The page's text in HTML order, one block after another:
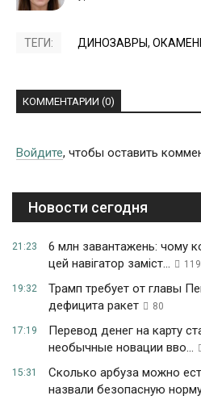
ТЕГИ: ДИНОЗАВРЫ,
КОММЕНТАРИИ (0)
Войдите, чтобы оставить
Новости сегодня
21:23
6 млн завантажень: чому
цей навігатор заміст...
119
19:32
Трамп требует от главы
дефицита ракет
80
17:19
Перевод денег на карту
необычные новации вво...
15:31
Сколько арбуза можно
назвали безопасную